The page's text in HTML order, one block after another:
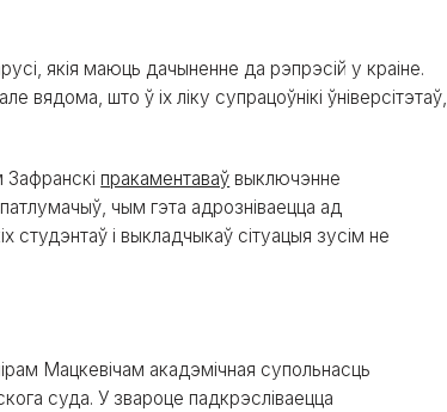
якія маюць дачыненне да рэпрэсій у краіне.
вядома, што ў іх ліку супрацоўнікі ўніверсітэтаў,
Зафранскіпракаментаваў выключэнне
чым гэта адрозніваецца ад
і выкладчыкаў сітуацыя зусім не
Мацкевічам акадэмічная супольнасць
суда. У звароце падкрэсліваецца